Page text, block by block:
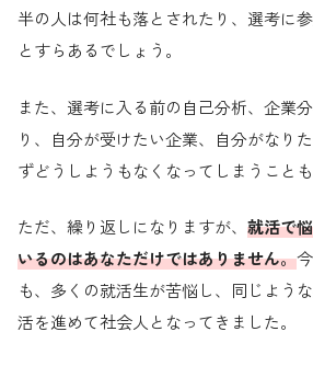
半の人は何社も落とされたり、選考に
とすらあるでしょう。
また、選考に入る前の自己分析、企業
り、自分が受けたい企業、自分がなり
ずどうしようもなくなってしまうことも
ただ、繰り返しになりますが、 就活で
いるのはあなただけではありません。
も、多くの就活生が苦悩し、同じよう
活を進めて社会人となってきました。